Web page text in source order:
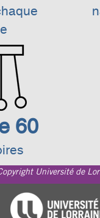
60
Université de
Université de Lorraine